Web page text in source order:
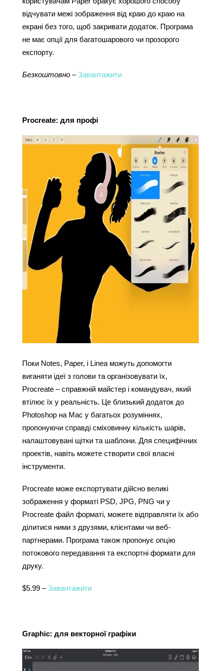
відчувати межі зображення від краю до краю на
екрані без того, щоб закривати додаток. Програма
не має опції для багатошарового чи прозорого
експорту.
Безкоштовно – Завантажити
Procreate: для профі
Поки Notes, Paper, і Linea можуть допомогти
виганяти ідеї з голови та організовувати їх,
Procreate – справжній майстер і командувач, який
втілює їх у реальність. Це близький додаток до
Photoshop на Mac у багатьох розуміннях,
пропонуючи справді сміховинну кількість шарів,
налаштовувані щітки та шаблони. Для специфічних
проектів, навіть можете створити свої власні
інструменти.
Procreate може експортувати дійсно великі
зображення у форматі PSD, JPG, PNG чи у
Procreate файл форматі, можете відправляти їх або
ділитися ними з друзями, клієнтами чи веб-
партнерами. Програма також пропонує опцію
потокового передавання та експортні формати для
друку.
$5.99 – Завантажити
Graphic: для векторної графіки